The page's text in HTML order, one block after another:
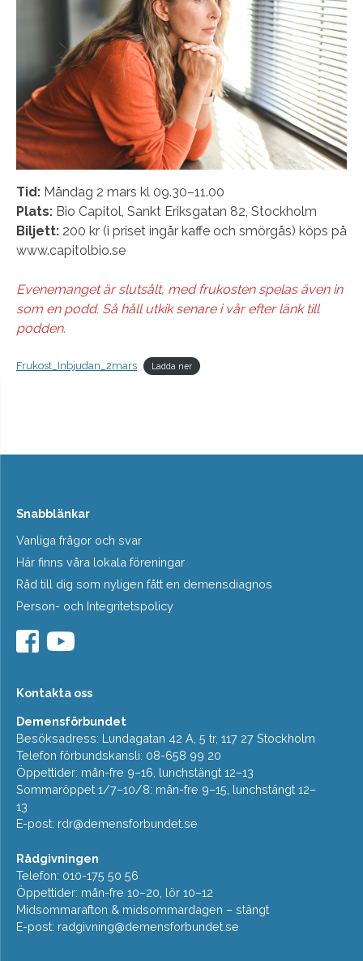
Tid: Måndag 2 mars kl 09.30–11.00
Plats: Bio Capitol, Sankt Eriksgatan 82, Stockholm
Biljett: 200 kr (i priset ingår kaffe och smörgås) köps på
www.capitolbio.se
Evenemanget är slutsålt, med frukosten spelas även in
som en podd. Så håll utkik senare i vår efter länk till
podden.
Frukost_Inbjudan_2mars Ladda ner
Snabblänkar
Vanliga frågor och svar
Här finns våra lokala föreningar
Råd till dig som nyligen fått en demensdiagnos
Person- och Integritetspolicy
Kontakta oss
Demensförbundet
Besöksadress: Lundagatan 42 A, 5 tr, 117 27 Stockholm
Telefon förbundskansli: 08-658 99 20
Öppettider: mån-fre 9–16, lunchstängt 12–13
Sommaröppet 1/7–10/8: mån-fre 9–15, lunchstängt 12–
13
E-post: rdr@demensforbundet.se
Rådgivningen
Telefon: 010-175 50 56
Öppettider: mån-fre 10–20, lör 10–12
Midsommarafton & midsommardagen – stängt
E-post: radgivning@demensforbundet.se